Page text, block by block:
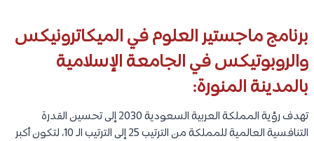
برنامج ماجستير العلوم في الميكاترونيكس
والروبوتيكس في الجامعة الإسلامية
بالمدينة المنورة:
تهدف رؤية المملكة العربية السعودية 2030 إلى تحسين القدرة
التنافسية العالمية للمملكة من الترتيب 25 إلى الترتيب الـ 10، لتكون أكبر